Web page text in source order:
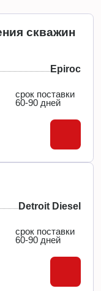
скважин
Epiroc
срок поставки
60-90 дней
Detroit Diesel
срок поставки
60-90 дней